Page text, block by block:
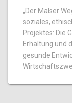
„Der Malser
soziales,
Projektes: Die
Erhaltung und
gesunde